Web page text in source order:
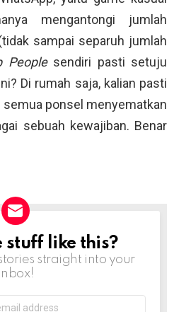
mengantongi jumlah
sampai separuh jumlah
Peoplesendiri pasti setuju
Di rumah saja, kalian pasti
ponsel menyematkan
sebuah kewajiban. Benar
stuff like this?
straight into your
inbox!